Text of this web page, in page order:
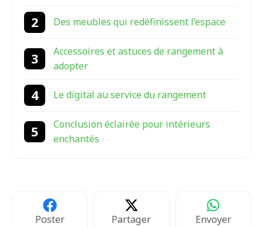
Des meubles qui redéfinissent l’espace
Accessoires et astuces de rangement à
adopter
Le digital au service du rangement
Conclusion éclairée pour intérieurs
enchantés
Poster Partager Envoyer